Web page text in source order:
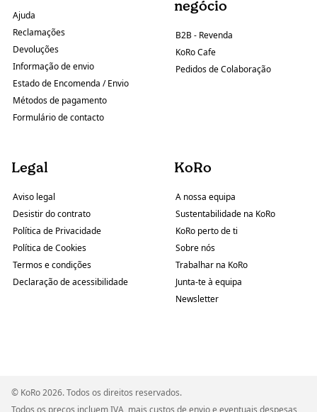
Ajuda
Reclamações
Devoluções
Informação de envio
Estado de Encomenda / Envio
Métodos de pagamento
Formulário de contacto
negócio
B2B - Revenda
KoRo Cafe
Pedidos de Colaboração
Legal
Aviso legal
Desistir do contrato
Política de Privacidade
Política de Cookies
Termos e condições
Declaração de acessibilidade
KoRo
A nossa equipa
Sustentabilidade na KoRo
KoRo perto de ti
Sobre nós
Trabalhar na KoRo
Junta-te à equipa
Newsletter
© KoRo 2026. Todos os direitos reservados.
Todos os preços incluem IVA, mais custos de envio e eventuais despesas